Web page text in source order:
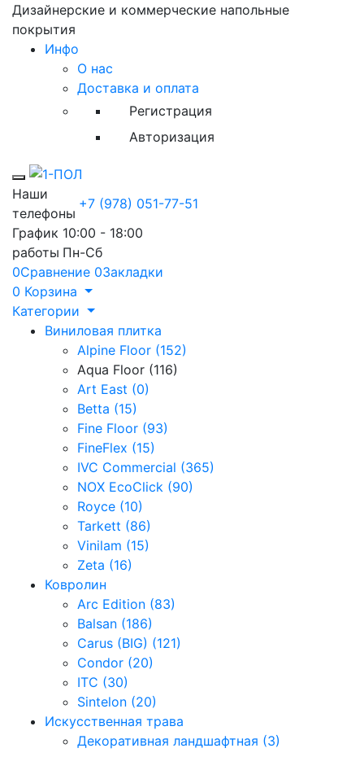
Дизайнерские и коммерческие напольные
покрытия
Инфо
О нас
Доставка и оплата
Регистрация
Авторизация
Toggle mobile menu
Наши
телефоны
+7 (978) 051-77-51
График
работы
10:00 - 18:00
Пн-Сб
0Сравнение 0Закладки
0 Корзина
Категории
Виниловая плитка
Alpine Floor (152)
Aqua Floor (116)
Art East (0)
Betta (15)
Fine Floor (93)
FineFlex (15)
IVC Commercial (365)
NOX EcoClick (90)
Royce (10)
Tarkett (86)
Vinilam (15)
Zeta (16)
Ковролин
Arc Edition (83)
Balsan (186)
Carus (BIG) (121)
Condor (20)
ITC (30)
Sintelon (20)
Искусственная трава
Декоративная ландшафтная (3)